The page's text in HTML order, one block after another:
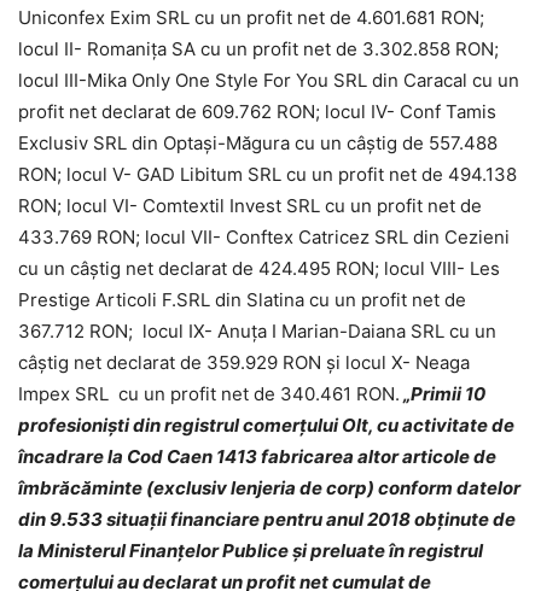
Uniconfex Exim SRL cu un profit net de 4.601.681 RON;
locul II- Romanița SA cu un profit net de 3.302.858 RON;
locul III-Mika Only One Style For You SRL din Caracal cu un
profit net declarat de 609.762 RON; locul IV- Conf Tamis
Exclusiv SRL din Optași-Măgura cu un câștig de 557.488
RON; locul V- GAD Libitum SRL cu un profit net de 494.138
RON; locul VI- Comtextil Invest SRL cu un profit net de
433.769 RON; locul VII- Conftex Catricez SRL din Cezieni
cu un câștig net declarat de 424.495 RON; locul VIII- Les
Prestige Articoli F.SRL din Slatina cu un profit net de
367.712 RON; locul IX- Anuța I Marian-Daiana SRL cu un
câștig net declarat de 359.929 RON și locul X- Neaga
Impex SRL cu un profit net de 340.461 RON. „Primii 10
profesioniști din registrul comerțului Olt, cu activitate de
încadrare la Cod Caen 1413 fabricarea altor articole de
îmbrăcăminte (exclusiv lenjeria de corp) conform datelor
din 9.533 situații financiare pentru anul 2018 obținute de
la Ministerul Finanțelor Publice și preluate în registrul
comerțului au declarat un profit net cumulat de